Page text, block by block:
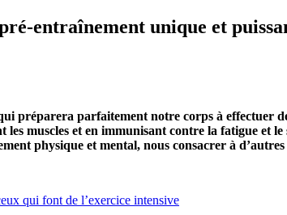
entraînement unique et
préparera parfaitement notre corps à effectuer
muscles et en immunisant contre la fatigue
physique et mental, nous consacrer à
qui font de l’exercice intensive